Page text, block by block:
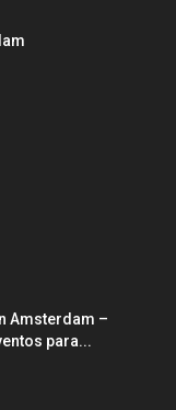
Amsterdam –
para...